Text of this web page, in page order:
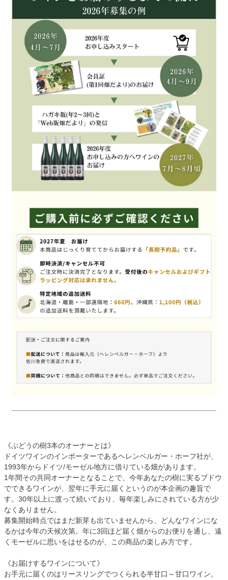
《ぶどうの樹3本のオーナーとは》
ドイツワインのインポーターであるヘレンベルガー・ホーフ社が、
1993年からドイツ/モーゼル地方に借りている畑があります。
1年間その共同オーナーとなることで、今年あなたの樹に実るブドウ
でできるワインが、翌年に手元に届くというのが本企画の趣旨で
す。30年以上に渡って続いており、毎年楽しみにされている方が少
なくありません。
募集開始時点ではまだ新芽も出ていませんから、どんなワインにな
るかは今年の天候次第。年に3回ほど届く畑からのお便りを通し、遠
くモーゼルに思いをはせるのが、この商品の楽しみ方です。
《お届けするワインについて》
お手元に届くのはリースリングでつくられる半甘口～甘口ワイン。